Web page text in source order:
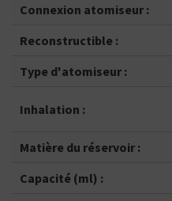
Connexion atomiseur :
Reconstructible :
Type d'atomiseur :
Inhalation :
Matière du réservoir :
Capacité (ml) :